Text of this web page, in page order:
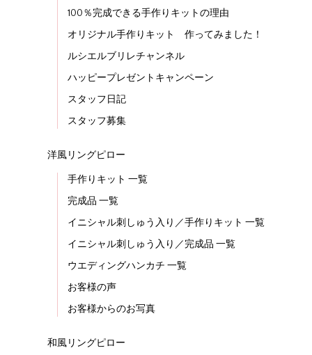
100％完成できる手作りキットの理由
オリジナル手作りキット 作ってみました！
ルシエルブリレチャンネル
ハッピープレゼントキャンペーン
スタッフ日記
スタッフ募集
洋風リングピロー
手作りキット 一覧
完成品 一覧
イニシャル刺しゅう入り／手作りキット 一覧
イニシャル刺しゅう入り／完成品 一覧
ウエディングハンカチ 一覧
お客様の声
お客様からのお写真
和風リングピロー